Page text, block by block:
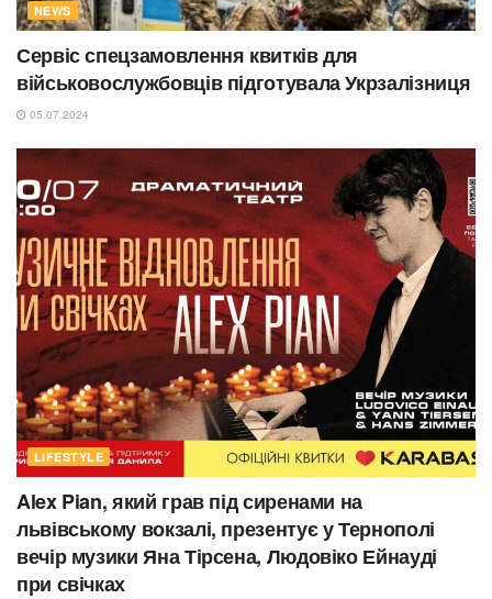
NEWS
Сервіс спецзамовлення квитків для
військовослужбовців підготувала Укрзалізниця
05.07.2024
LIFESTYLE
Alex Pian, який грав під сиренами на
львівському вокзалі, презентує у Тернополі
вечір музики Яна Тірсена, Людовіко Ейнауді
при свічках